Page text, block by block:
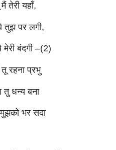
तेरी यहाँ,
तुझ पर लगी,
बंदगी –(2)
रहना प्रभु
तु धन्य बना
भर सदा